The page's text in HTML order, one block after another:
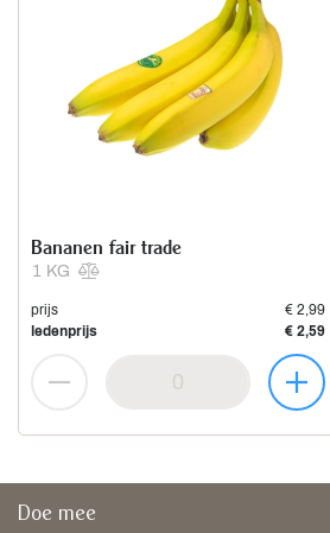
1 KG
Bananen fair trade
prijs
€ 2,99
ledenprijs
€ 2,59
Doe mee